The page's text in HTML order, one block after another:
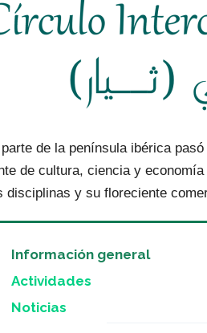
de la península ibérica
de cultura, ciencia y
disciplinas y su floreciente
Información general
Actividades
Noticias